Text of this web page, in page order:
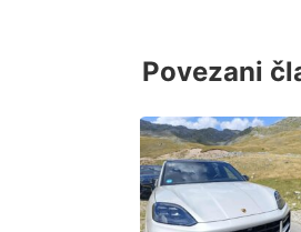
Povezani